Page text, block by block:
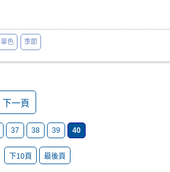
單色 季節
下一頁
37 38 39 40
下10頁 最後頁